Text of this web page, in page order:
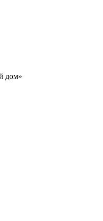
дом»